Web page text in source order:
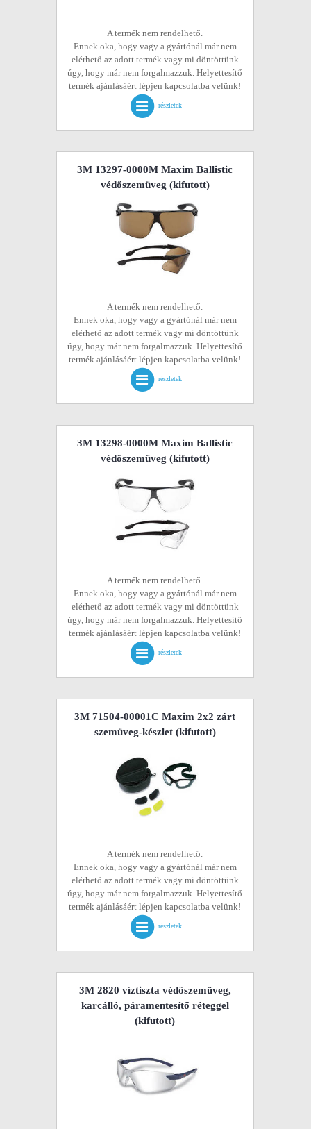
A termék nem rendelhető.
Ennek oka, hogy vagy a gyártónál már nem
elérhető az adott termék vagy mi döntöttünk
úgy, hogy már nem forgalmazzuk. Helyettesítő
termék ajánlásáért lépjen kapcsolatba velünk!
részletek
3M 13297-0000M Maxim Ballistic
védőszemüveg (kifutott)
A termék nem rendelhető.
Ennek oka, hogy vagy a gyártónál már nem
elérhető az adott termék vagy mi döntöttünk
úgy, hogy már nem forgalmazzuk. Helyettesítő
termék ajánlásáért lépjen kapcsolatba velünk!
részletek
3M 13298-0000M Maxim Ballistic
védőszemüveg (kifutott)
A termék nem rendelhető.
Ennek oka, hogy vagy a gyártónál már nem
elérhető az adott termék vagy mi döntöttünk
úgy, hogy már nem forgalmazzuk. Helyettesítő
termék ajánlásáért lépjen kapcsolatba velünk!
részletek
3M 71504-00001C Maxim 2x2 zárt
szemüveg-készlet(kifutott)
A termék nem rendelhető.
Ennek oka, hogy vagy a gyártónál már nem
elérhető az adott termék vagy mi döntöttünk
úgy, hogy már nem forgalmazzuk. Helyettesítő
termék ajánlásáért lépjen kapcsolatba velünk!
részletek
3M 2820 víztiszta védőszemüveg,
karcálló, páramentesítő réteggel
(kifutott)